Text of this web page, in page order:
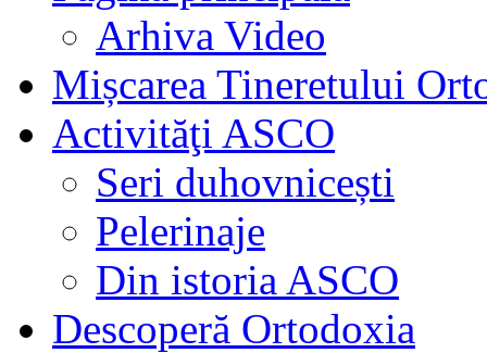
Arhiva Video
Mișcarea Tineretului
Activităţi ASCO
Seri duhovnicești
Pelerinaje
Din istoria ASCO
Descoperă Ortodoxia